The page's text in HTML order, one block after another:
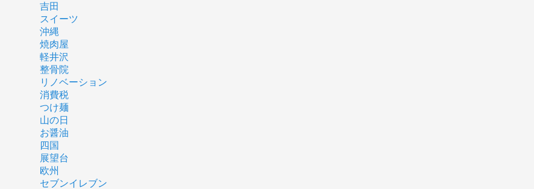
吉田
スイーツ
沖縄
焼肉屋
軽井沢
整骨院
リノベーション
消費税
つけ麺
山の日
お醤油
四国
展望台
欧州
セブンイレブン